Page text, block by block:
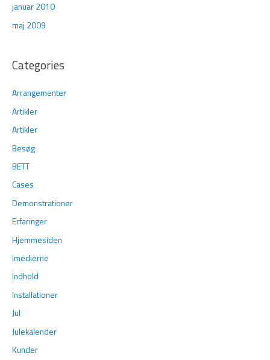
januar 2010
maj 2009
Categories
Arrangementer
Artikler
Artikler
Besøg
BETT
Cases
Demonstrationer
Erfaringer
Hjemmesiden
Imedierne
Indhold
Installationer
Jul
Julekalender
Kunder